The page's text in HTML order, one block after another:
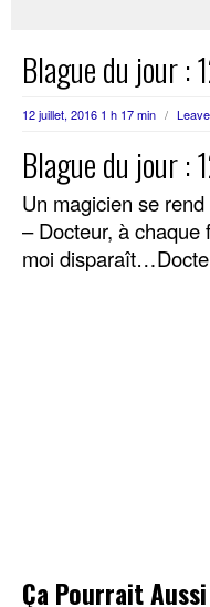
Blague du jour :
12 juillet, 2016 1 h 17 min /
Blague du jour :
Un magicien se
– Docteur, à chaque
moi
Ça Pourrait